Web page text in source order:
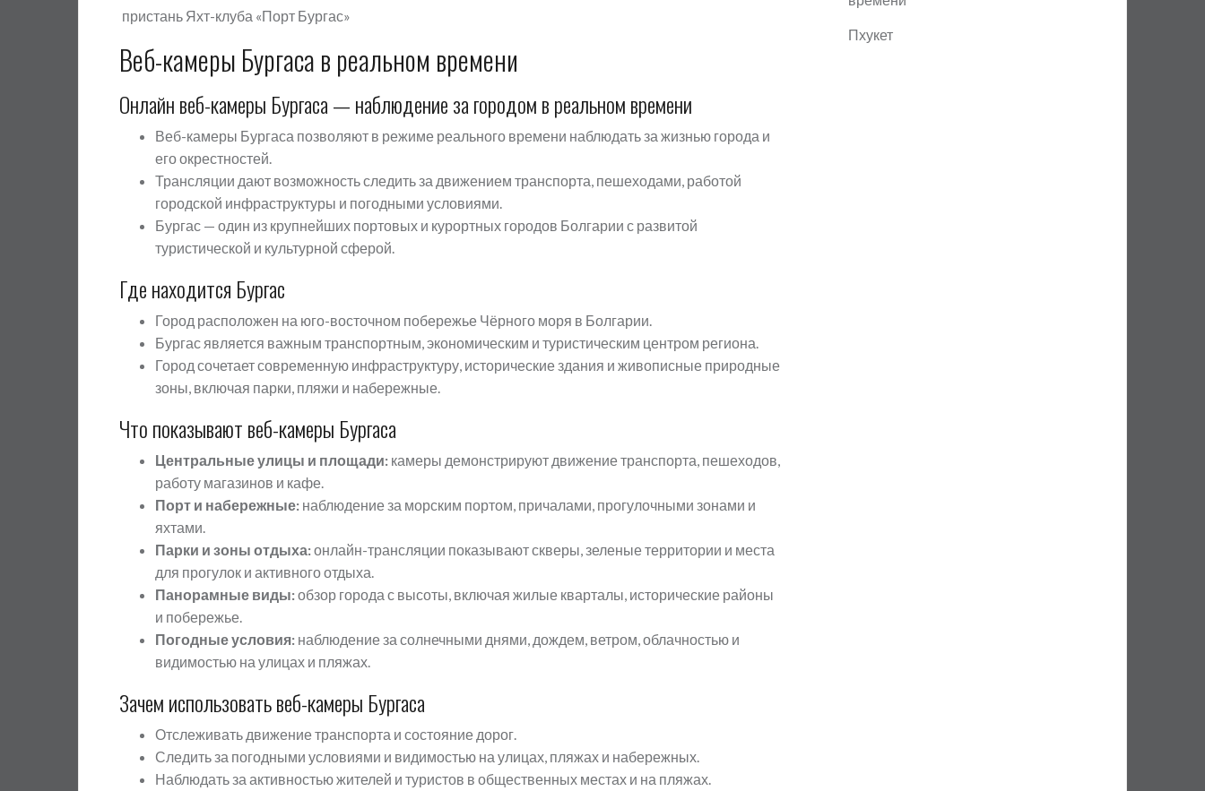
пристань Яхт-клуба «Порт Бургас»
Веб-камеры Бургаса в реальном времени
Онлайн веб-камеры Бургаса — наблюдение за городом в реальном времени
Веб-камеры Бургаса позволяют в режиме реального времени наблюдать за жизнью города и
его окрестностей.
Трансляции дают возможность следить за движением транспорта, пешеходами, работой
городской инфраструктуры и погодными условиями.
Бургас — один из крупнейших портовых и курортных городов Болгарии с развитой
туристической и культурной сферой.
Где находится Бургас
Город расположен на юго-восточном побережье Чёрного моря в Болгарии.
Бургас является важным транспортным, экономическим и туристическим центром региона.
Город сочетает современную инфраструктуру, исторические здания и живописные природные
зоны, включая парки, пляжи и набережные.
Что показывают веб-камеры Бургаса
Центральные улицы и площади: камеры демонстрируют движение транспорта, пешеходов,
работу магазинов и кафе.
Порт и набережные: наблюдение за морским портом, причалами, прогулочными зонами и
яхтами.
Парки и зоны отдыха:онлайн-трансляции показывают скверы, зеленые территории и места
для прогулок и активного отдыха.
Панорамные виды:обзор города с высоты, включая жилые кварталы, исторические районы
и побережье.
Погодные условия: наблюдение за солнечными днями, дождем, ветром, облачностью и
видимостью на улицах и пляжах.
Зачем использовать веб-камеры Бургаса
Отслеживать движение транспорта и состояние дорог.
Следить за погодными условиями и видимостью на улицах, пляжах и набережных.
Наблюдать за активностью жителей и туристов в общественных местах и на пляжах.
Пхукет